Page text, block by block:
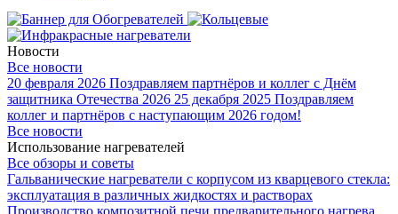
Новости
Все новости
20 февраля 2026 Поздравляем партнёров и коллег с Днём
защитника Отечества 2026 25 декабря 2025 Поздравляем
коллег и партнёров с наступающим 2026 годом!
Все новости
Использование нагревателей
Все обзоры и советы
Гальванические нагреватели с корпусом из кварцевого стекла:
эксплуатация в различных жидкостях и растворах
Производство композитной печи предварительного нагрева